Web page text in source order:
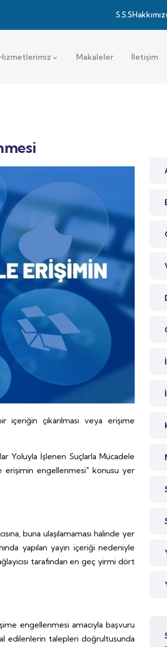
S.S.S
Makaleler İletişim
çıkarılması veya erişime
Yoluyla İşlenen Suçlarla Mücadele
erişimin engellenmesi" konusu yer
buna ulaşılamaması halinde yer
yapılan yayın içeriği nedeniyle
tarafından en geç yirmi dört
engellenmesi amacıyla başvuru
edilenlerin talepleri doğrultusunda